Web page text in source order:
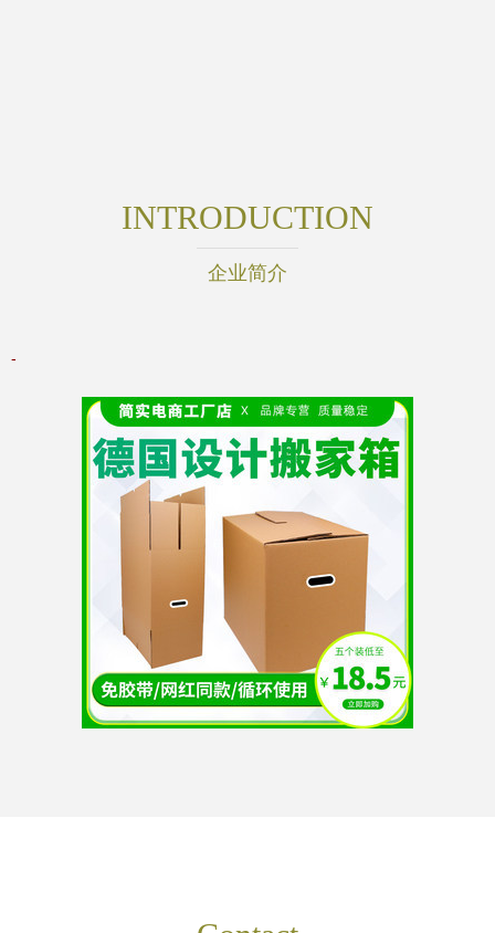
INTRODUCTION
企业简介
-